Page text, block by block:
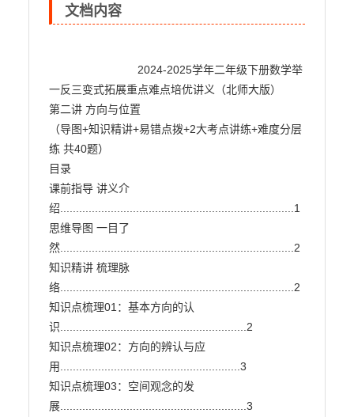
文档内容
一反三变式拓展重点难点培优讲义（北师大版）
第二讲 方向与位置
（导图+知识精讲+易错点拨+2大考点讲练+难度分层
练 共40题）
目录
课前指导 讲义介
绍..........................................................................1
思维导图 一目了
然..........................................................................2
知识精讲 梳理脉
络..........................................................................2
知识点梳理01：基本方向的认
识...........................................................2
知识点梳理02：方向的辨认与应
用.........................................................3
知识点梳理03：空间观念的发
展...........................................................3